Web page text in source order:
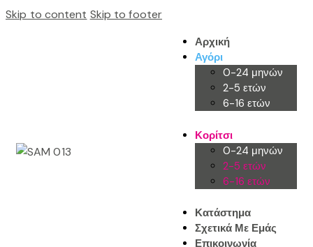
Skip to content Skip to footer
Αρχική
Αγόρι
0-24 μηνών
2-5 ετών
6-16 ετών
Κορίτσι
0-24 μηνών
2-5 ετών
6-16 ετών
Κατάστημα
Σχετικά Με Εμάς
Επικοινωνία